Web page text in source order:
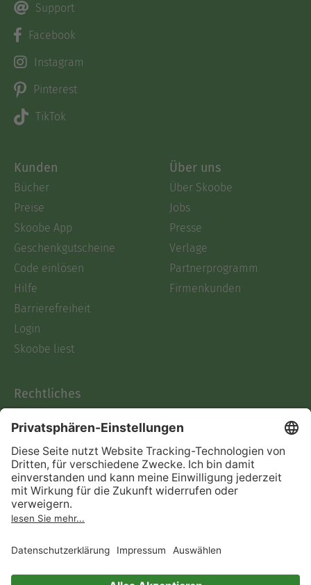
Support
Facebook
Instagram
Pinterest
TikTok
Kunden
Bücher
Preise
Skoobe App
Geschenkgutscheine
Code einlösen
Hilfe
Barrierefreiheit
Login
Skoobe liest
Über uns
Über Skoobe
Jobs
Presse
Verlage
Partnerprogramm
Firmenkunden
Rechtliches
AGB
Informationen nach Data
Act
Verträge hier kündigen
Impressum